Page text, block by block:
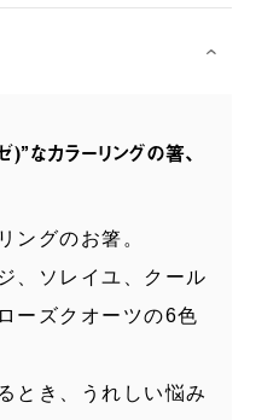
なカラーリングの箸、
ングのお箸。
、ソレイユ、クール
ーズクオーツの6色
とき、うれしい悩み